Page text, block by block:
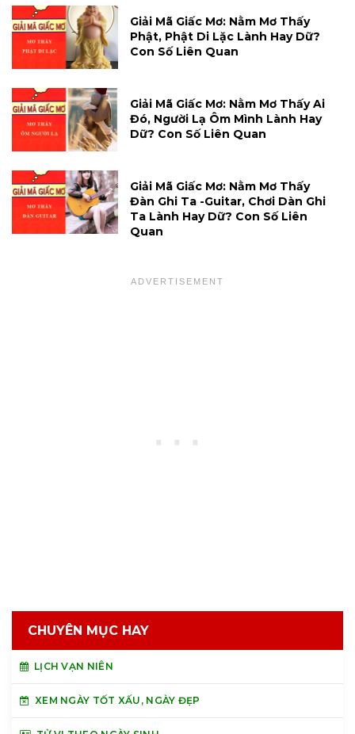
Giải Mã Giấc Mơ: Nằm Mơ Thấy
Phật, Phật Di Lặc Lành Hay Dữ?
Con Số Liên Quan
Giải Mã Giấc Mơ: Nằm Mơ Thấy Ai
Đó, Người Lạ Ôm Mình Lành Hay
Dữ? Con Số Liên Quan
Giải Mã Giấc Mơ: Nằm Mơ Thấy
Đàn Ghi Ta -guitar, Chơi Dàn Ghi
Ta Lành Hay Dữ? Con Số Liên
Quan
CHUYÊN MỤC HAY
LỊCH VẠN NIÊN
XEM NGÀY TỐT XẤU, NGÀY ĐẸP